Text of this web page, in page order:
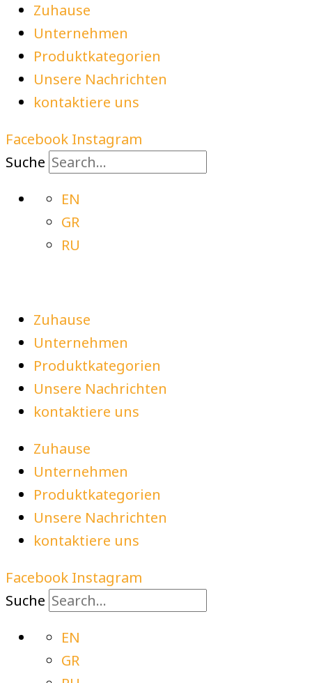
Zuhause
Unternehmen
Produktkategorien
Unsere Nachrichten
kontaktiere uns
Facebook Instagram
Suche
EN
GR
RU
Zuhause
Unternehmen
Produktkategorien
Unsere Nachrichten
kontaktiere uns
Zuhause
Unternehmen
Produktkategorien
Unsere Nachrichten
kontaktiere uns
Facebook Instagram
Suche
EN
GR